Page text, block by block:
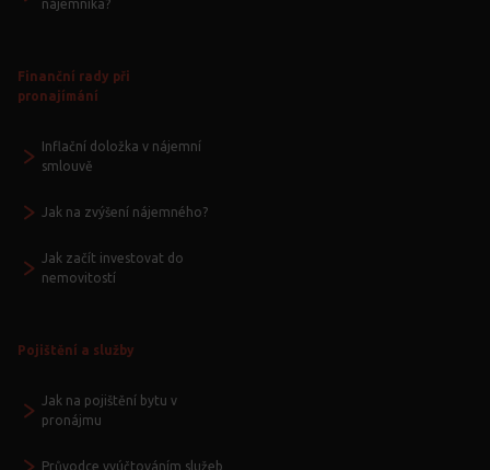
nájemníka?
Finanční rady při
pronajímání
Inflační doložka v nájemní
smlouvě
Jak na zvýšení nájemného?
Jak začít investovat do
nemovitostí
Pojištění a služby
Jak na pojištění bytu v
pronájmu
Průvodce vyúčtováním služeb